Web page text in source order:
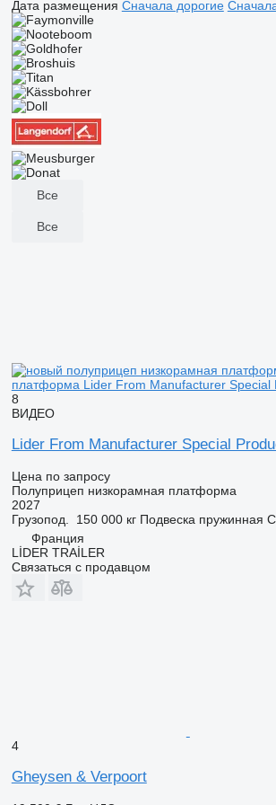
Дата размещения Сначала дорогие
Все
Все
платформа Lider From Manufacturer Special
8
ВИДЕО
Lider From Manufacturer Special
Цена по запросу
Полуприцеп низкорамная платформа
2027
Грузопод.
150 000 кг Подвеска пружинная
Франция
LİDER TRAİLER
Связаться с продавцом
4
Gheysen & Verpoort